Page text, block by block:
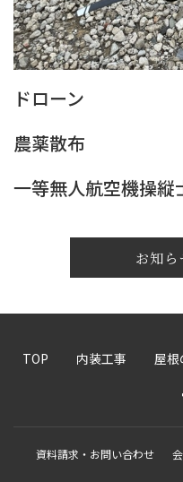
ドローン
農薬散布
一等無人航空機操縦
お知ら
TOP 内装工事 屋根
資料請求・お問い合わせ